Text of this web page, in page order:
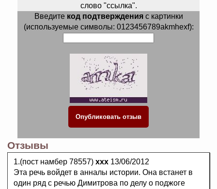
слово "ссылка".
Введите код подтвержденияс картинки
(используемые символы: 0123456789akmhexf):
Отзывы
1.(пост намбер 78557) ххх 13/06/2012
Эта речь войдет в анналы истории. Она встанет в
один ряд с речью Димитрова по делу о поджоге